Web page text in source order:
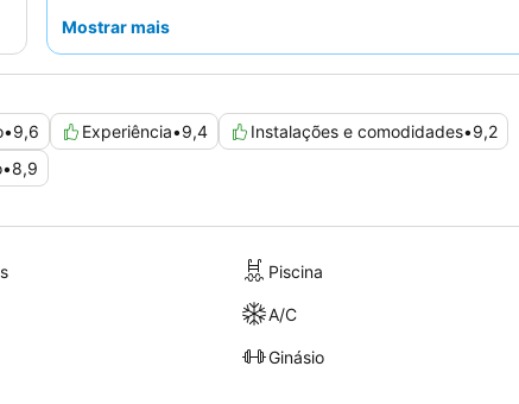
exclusivas.
Mostrar mais
•9,6 Experiência•9,4 Instalações e comodidades•9,2
•8,9
Piscina
A/C
Ginásio